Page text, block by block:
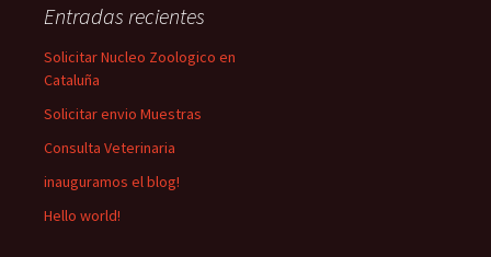
Entradas recientes
Solicitar Nucleo Zoologico en
Cataluña
Solicitar envio Muestras
Consulta Veterinaria
inauguramos el blog!
Hello world!